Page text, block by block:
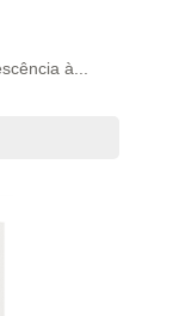
à...